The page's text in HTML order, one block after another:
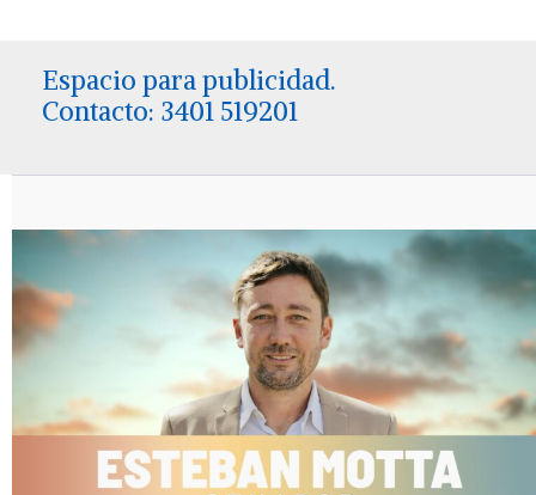
Espacio para publicidad.
Contacto: 3401 519201